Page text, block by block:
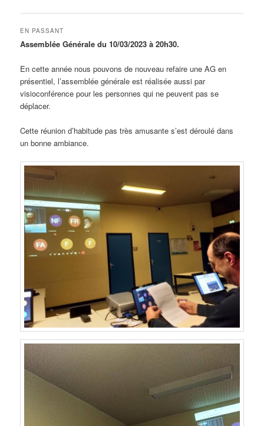
EN PASSANT
Assemblée Générale du 10/03/2023 à 20h30.
En cette année nous pouvons de nouveau refaire une AG en
présentiel, l’assemblée générale est réalisée aussi par
visioconférence pour les personnes qui ne peuvent pas se
déplacer.
Cette réunion d’habitude pas très amusante s’est déroulé dans
un bonne ambiance.